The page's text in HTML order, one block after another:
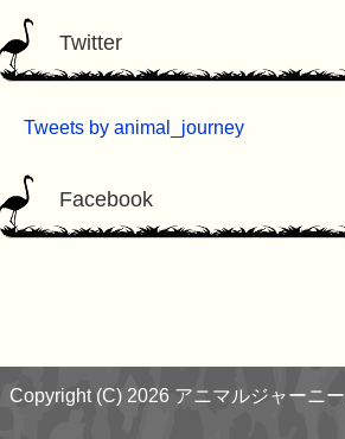
Twitter
Tweets by animal_journey
Facebook
Copyright (C) 2026 アニマルジャーニー